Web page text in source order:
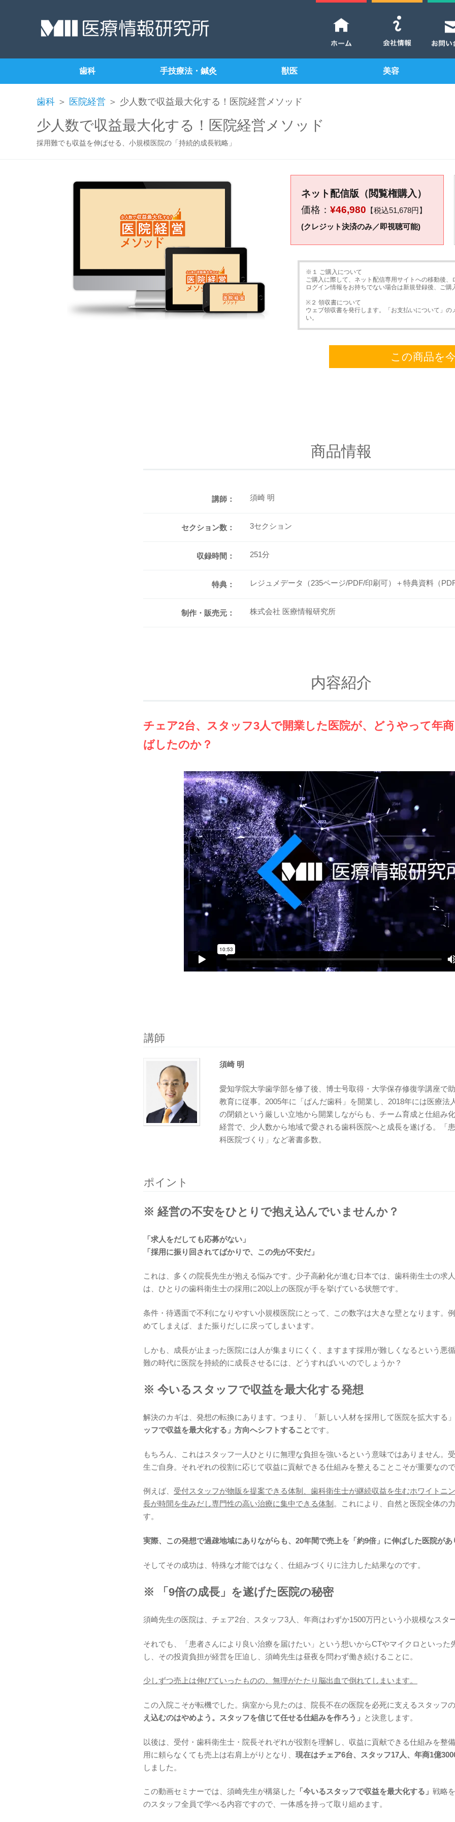
歯科 手技療法・鍼灸 獣医 美容
歯科 ＞ 医院経営 ＞ 少人数で収益最大化する！医院経営メソッド
少人数で収益最大化する！医院経営メソッド
採用難でも収益を伸ばせる、小規模医院の「持続的成長戦略」
ネット配信版（閲覧権購入）
価格： ¥46,980 【税込51,678円】
(クレジット決済のみ／即視聴可能)
※１ ご購入について
ご購入に際して、ネット配信専用サイトへの移動後、
ログイン情報をお持ちでない場合は新規登録後、ご
※２ 領収書について
ウェブ領収書を発行します。「お支払いについて」
い。
この商品を
商品情報
講師： 須崎 明
セクション数： 3セクション
収録時間： 251分
特典： レジュメデータ（235ページ/PDF/印刷可）＋特典資料（
制作・販売元： 株式会社 医療情報研究所
内容紹介
チェア2台、スタッフ3人で開業した医院が、どうやって年
ばしたのか？
講師
須崎 明
愛知学院大学歯学部を修了後、博士号取得・大学保存修復学講座で
教育に従事。2005年に「ぱんだ歯科」を開業し、2018年には医療法
の閉鎖という厳しい立地から開業しながらも、チーム育成と仕組み
経営で、少人数から地域で愛される歯科医院へと成長を遂げる。「
科医院づくり」など著書多数。
ポイント
※ 経営の不安をひとりで抱え込んでいませんか？
「求人をだしても応募がない」
「採用に振り回されてばかりで、この先が不安だ」
これは、多くの院長先生が抱える悩みです。少子高齢化が進む日本では、歯科衛生士の求
は、ひとりの歯科衛生士の採用に20以上の医院が手を挙げている状態です。
条件・待遇面で不利になりやすい小規模医院にとって、この数字は大きな壁となります。
めてしまえば、また振りだしに戻ってしまいます。
しかも、成長が止まった医院には人が集まりにくく、ますます採用が難しくなるという悪
難の時代に医院を持続的に成長させるには、どうすればいいのでしょうか？
※ 今いるスタッフで収益を最大化する発想
解決のカギは、発想の転換にあります。つまり、「新しい人材を採用して医院を拡大する
ッフで収益を最大化する」方向へシフトすることです。
もちろん、これはスタッフ一人ひとりに無理な負担を強いるという意味ではありません。
生ご自身。それぞれの役割に応じて収益に貢献できる仕組みを整えることこそが重要なの
例えば、 受付スタッフが物販を提案できる体制、歯科衛生士が継続収益を生むホワイトニ
長が時間を生みだし専門性の高い治療に集中できる体制 。これにより、自然と医院全体の
す。
実際、この発想で過疎地域にありながらも、20年間で売上を「約9倍」に伸ばした医院があ
そしてその成功は、特殊な才能ではなく、仕組みづくりに注力した結果なのです。
※ 「9倍の成長」を遂げた医院の秘密
須崎先生の医院は、チェア2台、スタッフ3人、年商はわずか1500万円という小規模なスタ
それでも、「患者さんにより良い治療を届けたい」という想いからCTやマイクロといった
し、その投資負担が経営を圧迫し、須崎先生は昼夜を問わず働き続けることに。
少しずつ売上は伸びていったものの、無理がたたり脳出血で倒れてしまいます。
この入院こそが転機でした。病室から見たのは、院長不在の医院を必死に支えるスタッフ
え込むのはやめよう。スタッフを信じて任せる仕組みを作ろう」 と決意します。
以後は、受付・歯科衛生士・院長それぞれが役割を理解し、収益に貢献できる仕組みを整
用に頼らなくても売上は右肩上がりとなり、 現在はチェア6台、スタッフ17人、年商1億
しました。
この動画セミナーでは、須崎先生が構築した 「今いるスタッフで収益を最大化する」 戦略
のスタッフ全員で学べる内容ですので、一体感を持って取り組めます。